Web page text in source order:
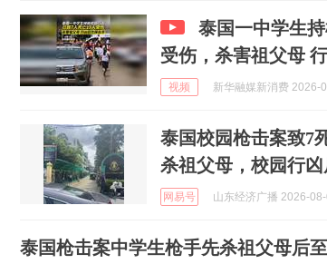
泰国一中学生
受伤，杀害祖父母
视频 新华融媒新消费 2026-
泰国校园枪击案致7
杀祖父母，校园行
网易号 山东经济广播 2026-
泰国枪击案中学生枪手先杀祖父母后